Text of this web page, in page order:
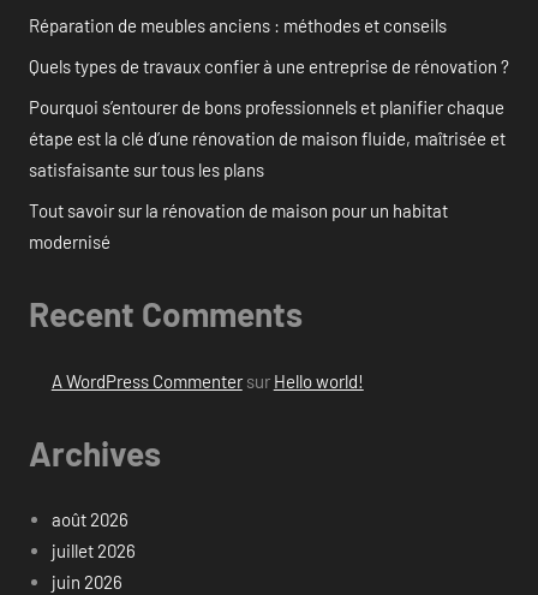
Réparation de meubles anciens : méthodes et conseils
Quels types de travaux confier à une entreprise de rénovation ?
Pourquoi s’entourer de bons professionnels et planifier chaque
étape est la clé d’une rénovation de maison fluide, maîtrisée et
satisfaisante sur tous les plans
Tout savoir sur la rénovation de maison pour un habitat
modernisé
Recent Comments
A WordPress Commentersur Hello world!
Archives
août 2026
juillet 2026
juin 2026